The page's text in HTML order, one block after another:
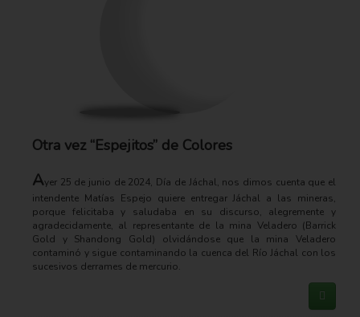
Otra vez “Espejitos” de Colores
Ayer 25 de junio de 2024, Día de Jáchal, nos dimos cuenta que el
intendente Matías Espejo quiere entregar Jáchal a las mineras,
porque felicitaba y saludaba en su discurso, alegremente y
agradecidamente, al representante de la mina Veladero (Barrick
Gold y Shandong Gold) olvidándose que la mina Veladero
contaminó y sigue contaminando la cuenca del Río Jáchal con los
sucesivos derrames de mercurio.